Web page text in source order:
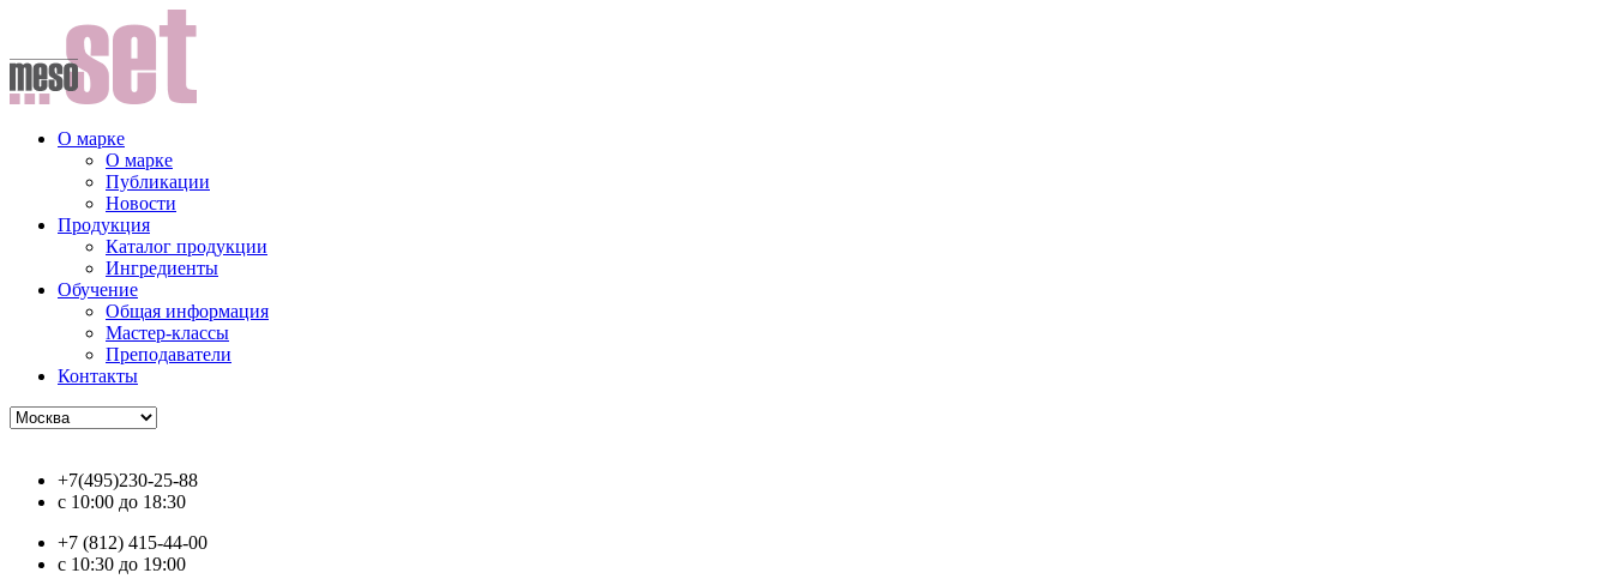
О марке
О марке
Публикации
Новости
Продукция
Каталог продукции
Ингредиенты
Обучение
Общая информация
Мастер-классы
Преподаватели
Контакты
+7(495)230-25-88
с 10:00 до 18:30
+7 (812) 415-44-00
с 10:30 до 19:00